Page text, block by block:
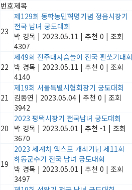
번호제목
23
제129회 동학농민혁명기념 정읍시장기
전국 남녀 궁도대회
박 경목 | 2023.05.11 | 추천 0 | 조회
4307
22
제49회 전주대사습놀이 전국 활쏘기대회
박 경목 | 2023.05.11 | 추천 0 | 조회
4140
21
제19회 서울특별시협회장기 궁도대회
김동연 | 2023.05.04 | 추천 0 | 조회
3942
20
2023 평택시장기 전국남녀 궁도대회
박 경목 | 2023.05.01 | 추천 -1 | 조회
3670
19
2023 세계차 액스포 개최기념 제11회
하동군수기 전국 남녀 궁도대회
박 경목 | 2023.05.01 | 추천 0 | 조회
3497